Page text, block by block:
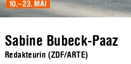
Sabine Bubeck-Paaz
Redakteurin (ZDF/ARTE)